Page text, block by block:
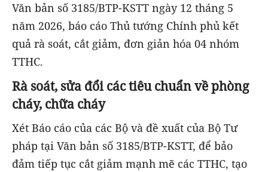
Văn bản số 3185/BTP-KSTT ngày 12 tháng 5
năm 2026, báo cáo Thủ tướng Chính phủ kết
quả rà soát, cắt giảm, đơn giản hóa 04 nhóm
TTHC.
Rà soát, sửa đổi các tiêu chuẩn về phòng
cháy, chữa cháy
Xét Báo cáo của các Bộ và đề xuất của Bộ Tư
pháp tại Văn bản số 3185/BTP-KSTT, để bảo
đảm tiếp tục cắt giảm mạnh mẽ các TTHC, tạo